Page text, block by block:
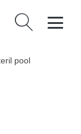
Vyhledávání
pool